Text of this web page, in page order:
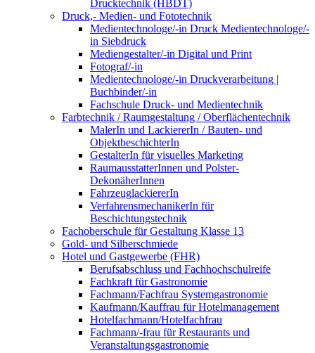
Drucktechnik (HBDT)
Druck,- Medien- und Fototechnik
Medientechnologe/-in Druck Medientechnologe/-
in Siebdruck
Mediengestalter/-in Digital und Print
Fotograf/-in
Medientechnologe/-in Druckverarbeitung |
Buchbinder/-in
Fachschule Druck- und Medientechnik
Farbtechnik / Raumgestaltung / Oberflächentechnik
MalerIn und LackiererIn / Bauten- und
ObjektbeschichterIn
GestalterIn für visuelles Marketing
RaumausstatterInnen und Polster-
DekonäherInnen
FahrzeuglackiererIn
VerfahrensmechanikerIn für
Beschichtungstechnik
Fachoberschule für Gestaltung Klasse 13
Gold- und Silberschmiede
Hotel und Gastgewerbe (FHR)
Berufsabschluss und Fachhochschulreife
Fachkraft für Gastronomie
Fachmann/Fachfrau Systemgastronomie
Kaufmann/Kauffrau für Hotelmanagement
Hotelfachmann/Hotelfachfrau
Fachmann/-frau für Restaurants und
Veranstaltungsgastronomie